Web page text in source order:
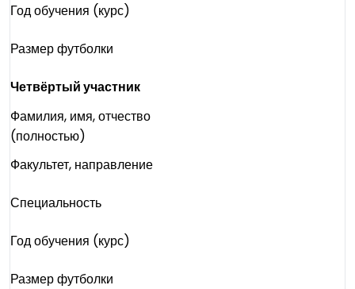
Год обучения (курс)
Размерфутболки
Четвёртый участник
Фамилия, имя, отчество
(полностью)
Факультет, направление
Специальность
Год обучения (курс)
Размер футболки